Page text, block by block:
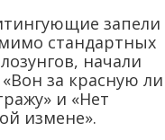
стандартных
начали
за красную
и «Нет
измене».